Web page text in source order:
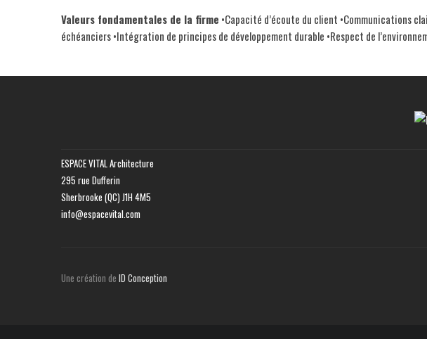
Valeurs fondamentales de la firme •Capacité d’écoute du client •Communications
échéanciers •Intégration de principes de développement durable •Respect de
ESPACE VITAL Architecture
295 rue Dufferin
Sherbrooke (QC) J1H 4M5
info@espacevital.com
Une création de ID Conception